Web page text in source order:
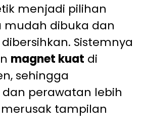
menjadi pilihan
mudah dibuka dan
Sistemnya
magnet kuat di
sehingga
perawatan lebih
tampilan